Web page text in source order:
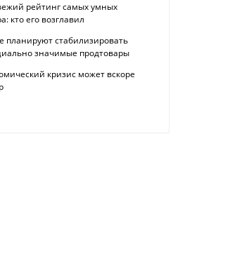
рейтинг самых умных
кто его возглавил
планируют стабилизировать
значимые продтовары
кризис может вскоре